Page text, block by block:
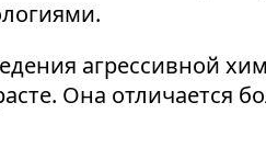
агрессивной
Она отличается